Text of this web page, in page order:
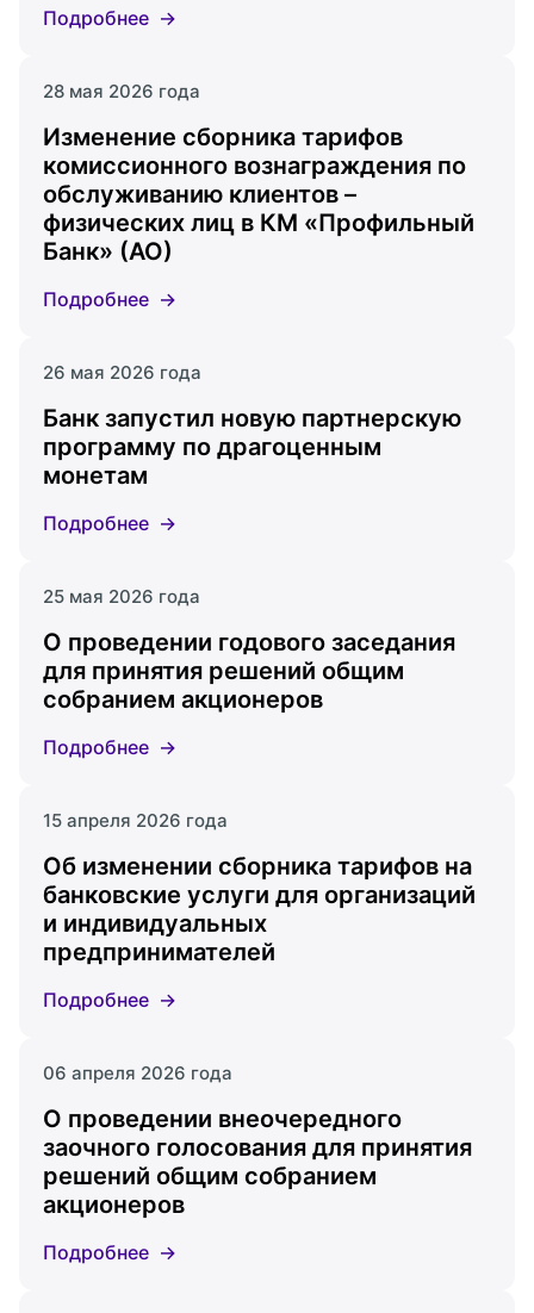
Подробнее
28 мая 2026 года
Изменение сборника тарифов
комиссионного вознаграждения по
обслуживанию клиентов –
физических лиц в КМ «Профильный
Банк» (АО)
Подробнее
26 мая 2026 года
Банк запустил новую партнерскую
программу по драгоценным
монетам
Подробнее
25 мая 2026 года
О проведении годового заседания
для принятия решений общим
собранием акционеров
Подробнее
15 апреля 2026 года
Об изменении сборника тарифов на
банковские услуги для организаций
и индивидуальных
предпринимателей
Подробнее
06 апреля 2026 года
О проведении внеочередного
заочного голосования для принятия
решений общим собранием
акционеров
Подробнее